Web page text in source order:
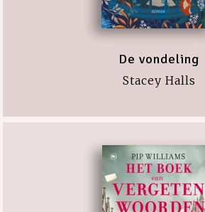
De vondeling
Stacey Halls